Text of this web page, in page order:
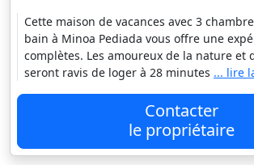
Cette maison de vacances avec 3
bain à Minoa Pediada vous offre une
complètes. Les amoureux de la nature et
seront ravis de loger à 28 minutes ... lire
Contacter
le propriétaire